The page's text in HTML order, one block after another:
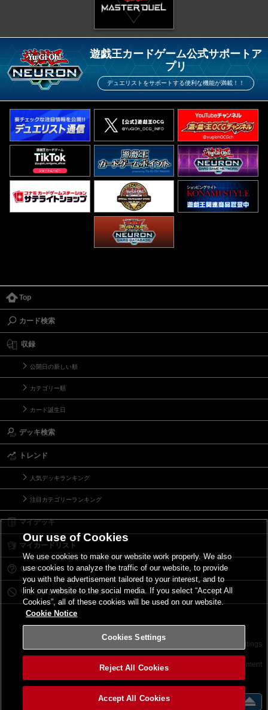
遊戯王カードゲーム公式サポートア
プリ
デュエリストをサポートする便利な機能が満載！！
Top
カード検索
収録
公開日の新しい順
カテゴリー順
カード誕生日
デッキ検索
トレンド
人気デッキランキング
注目カテゴリーランキング
マイデッキ
マイカードリスト
Ｑ＆Ａ
リミットレギュレーション
サイトポリシー Cookies Settings
©2026 Konami Digital Entertainment
Our use of Cookies
We use cookies to make our website work properly. We also
use cookies to analyze the traffic of our website, to provide
you with the advertisement tailored to your interest, and to
link our website to the social media. If you select “Accept All
Cookies”, all of these cookies will be used on our website.
Cookie Notice
Cookies Settings
Reject All Cookies
Accept All Cookies